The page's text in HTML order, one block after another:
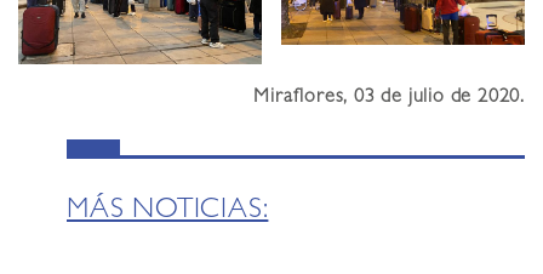
Miraflores, 03 de julio de 2020.
MÁS NOTICIAS: